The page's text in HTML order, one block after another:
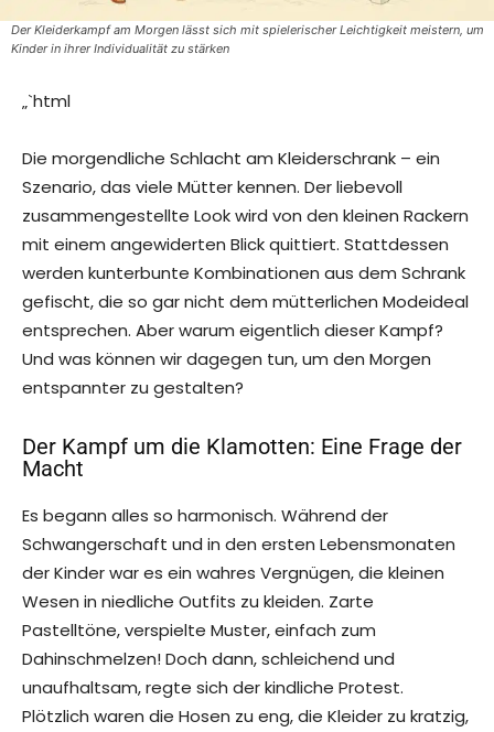
Der Kleiderkampf am Morgen lässt sich mit spielerischer Leichtigkeit meistern, um
Kinder in ihrer Individualität zu stärken
„`html
Die morgendliche Schlacht am Kleiderschrank – ein
Szenario, das viele Mütter kennen. Der liebevoll
zusammengestellte Look wird von den kleinen Rackern
mit einem angewiderten Blick quittiert. Stattdessen
werden kunterbunte Kombinationen aus dem Schrank
gefischt, die so gar nicht dem mütterlichen Modeideal
entsprechen. Aber warum eigentlich dieser Kampf?
Und was können wir dagegen tun, um den Morgen
entspannter zu gestalten?
Der Kampf um die Klamotten: Eine Frage der
Macht
Es begann alles so harmonisch. Während der
Schwangerschaft und in den ersten Lebensmonaten
der Kinder war es ein wahres Vergnügen, die kleinen
Wesen in niedliche Outfits zu kleiden. Zarte
Pastelltöne, verspielte Muster, einfach zum
Dahinschmelzen! Doch dann, schleichend und
unaufhaltsam, regte sich der kindliche Protest.
Plötzlich waren die Hosen zu eng, die Kleider zu kratzig,